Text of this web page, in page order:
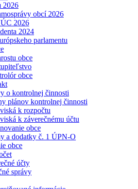
2026
obcí 2026
2026
2024
parlamentu
obce
obce
o kontrolnej činnosti
plánov kontrolnej činnosti
k rozpočtu
k záverečnému účtu
obce
a dodatky č. 1 ÚPN-O
obce
účty
správy